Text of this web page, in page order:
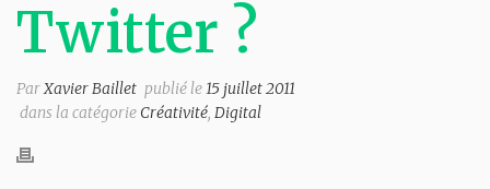
Twitter ?
ParXavier Baillet publié le15 juillet 2011
dans la catégorie Créativité, Digital